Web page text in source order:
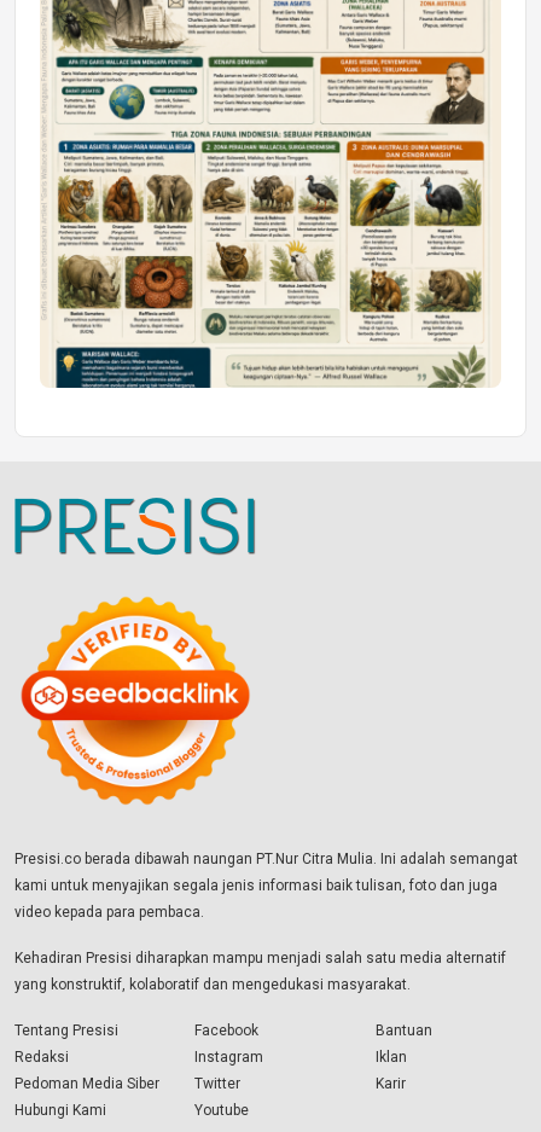
Presisi.co berada dibawah naungan PT.Nur Citra Mulia. Ini adalah semangat
kami untuk menyajikan segala jenis informasi baik tulisan, foto dan juga
video kepada para pembaca.
Kehadiran Presisi diharapkan mampu menjadi salah satu media alternatif
yang konstruktif, kolaboratif dan mengedukasi masyarakat.
Tentang Presisi
Redaksi
Pedoman Media Siber
Hubungi Kami
Facebook
Instagram
Twitter
Youtube
Bantuan
Iklan
Karir